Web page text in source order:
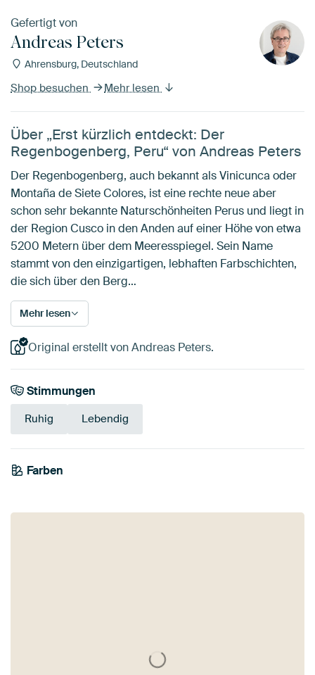
Gefertigt von
Andreas Peters
Ahrensburg, Deutschland
Shop besuchen Mehr lesen
Über „Erst kürzlich entdeckt: Der
Regenbogenberg, Peru“ von Andreas Peters
Der Regenbogenberg, auch bekannt als Vinicunca oder
Montaña de Siete Colores, ist eine rechte neue aber
schon sehr bekannte Naturschönheiten Perus und liegt in
der Region Cusco in den Anden auf einer Höhe von etwa
5200 Metern über dem Meeresspiegel. Sein Name
stammt von den einzigartigen, lebhaften Farbschichten,
die sich über den Berg…
Mehr lesen
Original erstellt von Andreas Peters.
Stimmungen
Ruhig Lebendig
Farben
Braun
Taupe
Gold